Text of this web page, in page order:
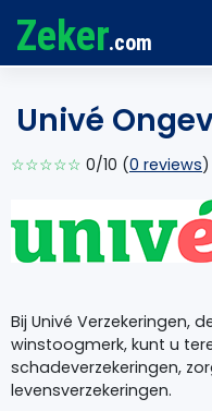
Zeker.com
Univé
☆☆☆☆☆ 0/10 (0 reviews)
Bij Univé Verzekeringen,
winstoogmerk, kunt u
schadeverzekeringen,
levensverzekeringen.